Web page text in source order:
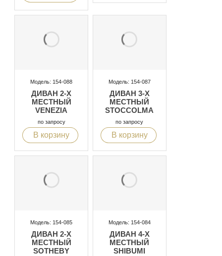
Модель: 154-088
ДИВАН 2-Х
МЕСТНЫЙ
VENEZIA
по запросу
В корзину
Модель: 154-087
ДИВАН 3-Х
МЕСТНЫЙ
STOCCOLMA
по запросу
В корзину
Модель: 154-085
ДИВАН 2-Х
МЕСТНЫЙ
SOTHEBY
Модель: 154-084
ДИВАН 4-Х
МЕСТНЫЙ
SHIBUMI